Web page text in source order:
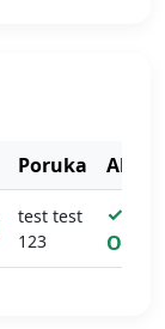
Poruka
Akcija
test test
123
✓